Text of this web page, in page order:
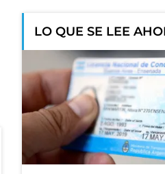
LO QUE SE LEE